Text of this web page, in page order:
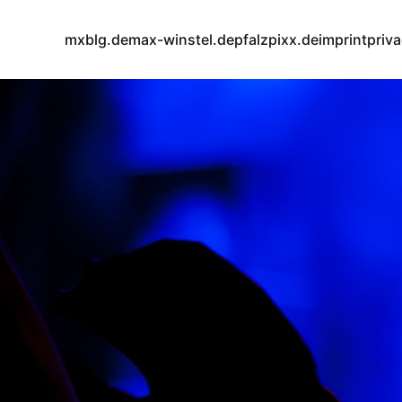
mxblg.demax-winstel.depfalzpixx.deimprint